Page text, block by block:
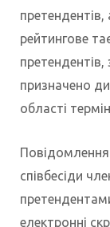
рейтингове
призначено
області
співбесіди
електронні